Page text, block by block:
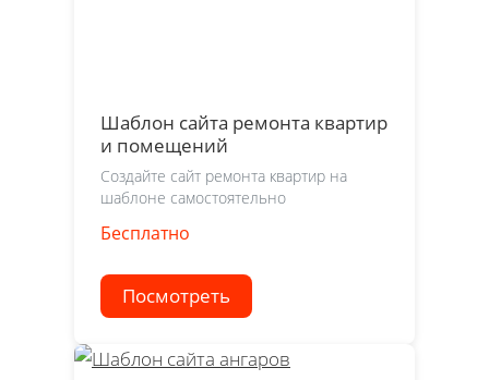
Шаблон сайта ремонта квартир
и помещений
Создайте сайт ремонта квартир на
шаблоне самостоятельно
Бесплатно
Посмотреть